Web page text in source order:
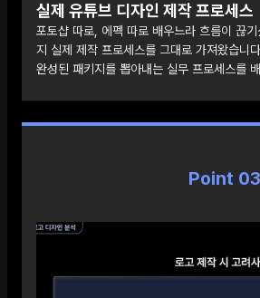
실제 유튜브 디자인 제작 프로세스
포토샵 따로, 에펙 따로 배우느라 흐름이 끊
지 실제 제작 프로세스를 그대로 가져왔습니
완성된 패키지를 뽑아내는 실무 프로세스를
Point 03